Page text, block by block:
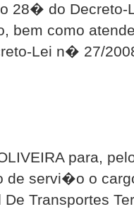
28� do
bem como
Lei n� 27/
para,
servi�o o
Transportes